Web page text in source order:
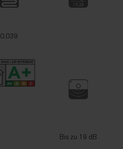
0.039
Bis zu 19 dB